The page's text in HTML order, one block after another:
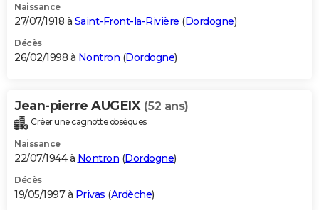
Naissance
27/07/1918 à Saint-Front-la-Rivière (Dordogne)
Décès
26/02/1998 à Nontron (Dordogne)
Jean-pierre AUGEIX (52 ans)
Créer une cagnotte obsèques
Naissance
22/07/1944 à Nontron (Dordogne)
Décès
19/05/1997 à Privas (Ardèche)